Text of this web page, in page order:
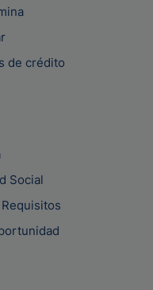
de crédito
Social